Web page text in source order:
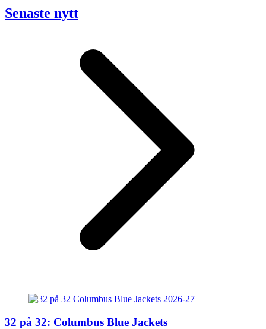
Senaste nytt
32 på 32: Columbus Blue Jackets